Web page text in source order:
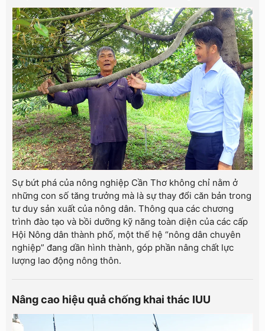
Sự bứt phá của nông nghiệp Cần Thơ không chỉ nằm ở
những con số tăng trưởng mà là sự thay đổi căn bản trong
tư duy sản xuất của nông dân. Thông qua các chương
trình đào tạo và bồi dưỡng kỹ năng toàn diện của các cấp
Hội Nông dân thành phố, một thế hệ “nông dân chuyên
nghiệp” đang dần hình thành, góp phần nâng chất lực
lượng lao động nông thôn.
Nâng cao hiệu quả chống khai thác IUU